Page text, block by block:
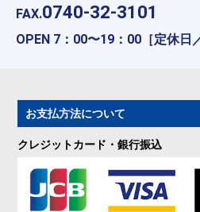
FAX.0740-32-3101
OPEN 7：00〜19：00［定休日
お支払方法について
クレジットカード・銀行振込